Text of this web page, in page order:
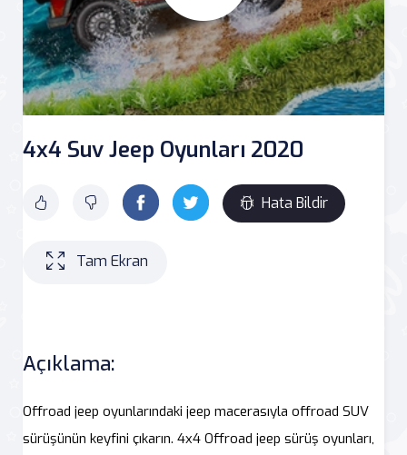
4x4 Suv Jeep Oyunları 2020
Hata Bildir
Tam Ekran
Açıklama:
Offroad jeep oyunlarındaki jeep macerasıyla offroad SUV
sürüşünün keyfini çıkarın. 4x4 Offroad jeep sürüş oyunları,